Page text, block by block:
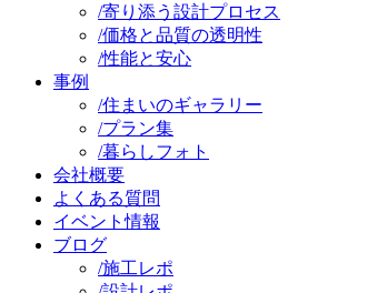
/寄り添う設計プロセス
/価格と品質の透明性
/性能と安心
事例
/住まいのギャラリー
/プラン集
/暮らしフォト
会社概要
よくある質問
イベント情報
ブログ
/施工レポ